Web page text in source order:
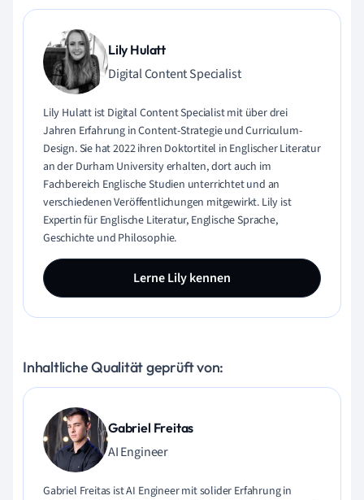
Lily Hulatt
Digital Content Specialist
Lily Hulatt ist Digital Content Specialist mit über drei
Jahren Erfahrung in Content-Strategie und Curriculum-
Design. Sie hat 2022 ihren Doktortitel in Englischer Literatur
an der Durham University erhalten, dort auch im
Fachbereich Englische Studien unterrichtet und an
verschiedenen Veröffentlichungen mitgewirkt. Lily ist
Expertin für Englische Literatur, Englische Sprache,
Geschichte und Philosophie.
Lerne Lily kennen
Inhaltliche Qualität geprüft von:
Gabriel Freitas
AI Engineer
Gabriel Freitas ist AI Engineer mit solider Erfahrung in